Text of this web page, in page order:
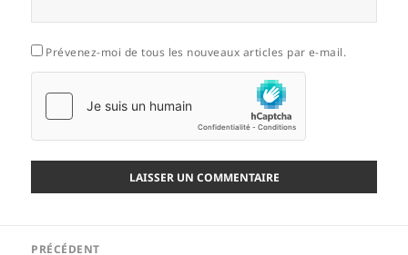
Prévenez-moi de tous les nouveaux articles par e-mail.
PRÉCÉDENT